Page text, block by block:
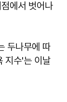
에서 벗어나
두나무에 따
지수'는 이날